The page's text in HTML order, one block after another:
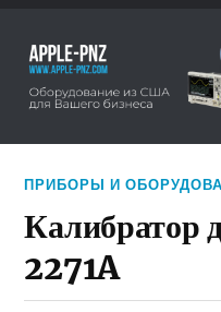
ПРИБОРЫ И
Калибратор
2271A